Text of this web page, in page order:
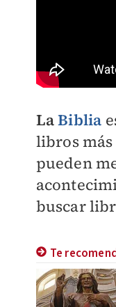
LaBiblia
libros
pueden
buscar
Te